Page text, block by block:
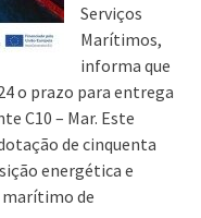
Serviços
Marítimos,
informa que
o prazo para entrega
C10 – Mar. Este
de cinquenta
energética e
marítimo de